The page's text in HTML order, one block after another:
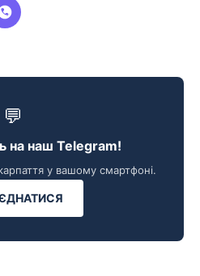
💬
на наш Telegram!
у вашому смартфоні.